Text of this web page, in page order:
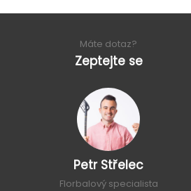
Máte dotaz?
Zeptejte se
Petr Střelec
Florbalový specialista